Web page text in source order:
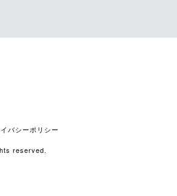
バシーポリシー
reserved.